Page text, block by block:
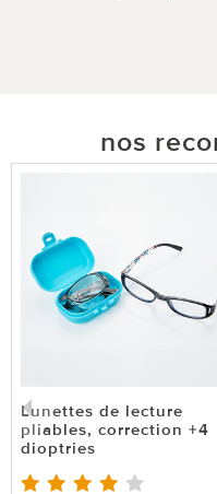
nos
Lunettes de lecture
pliables, correction +4
dioptries